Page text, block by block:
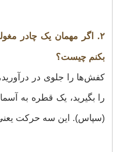
۲. اگر مهمان یک چادر
بکنم چیست؟
کفش‌ها را جلوی در
را بگیرید، یک قطره به
(سپاس). این سه حرکت